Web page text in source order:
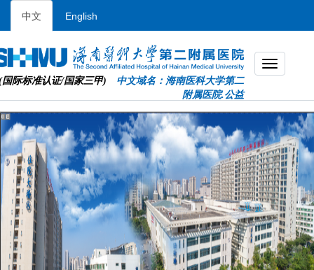
中文 English
国际标准认证/国家三甲) 中文域名：海南医科大学第二
附属医院.公益